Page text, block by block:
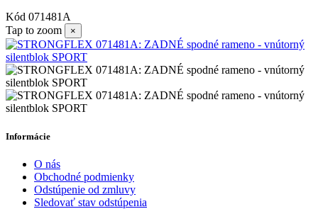
Kód 071481A
Tap to zoom
×
Informácie
O nás
Obchodné podmienky
Odstúpenie od zmluvy
Sledovať stav odstúpenia